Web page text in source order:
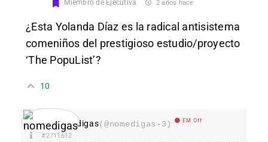
Miembro de Ejecutiva 2 años hace
¿Esta Yolanda Díaz es la radical antisistema
comeniños del prestigioso estudio/proyecto
‘The PopuList’?
10
nomedigas(@nomedigas-3) EM Off
#2711612